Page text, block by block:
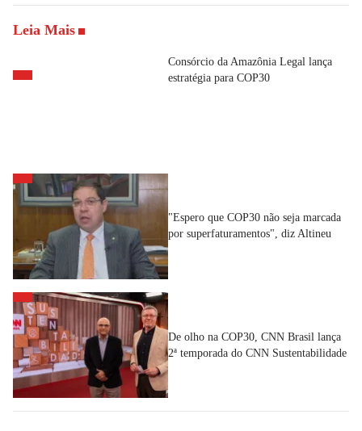
Leia Mais
Consórcio da Amazônia Legal lança
estratégia para COP30
"Espero que COP30 não seja marcada
por superfaturamentos", diz Altineu
De olho na COP30, CNN Brasil lança
2ª temporada do CNN Sustentabilidade